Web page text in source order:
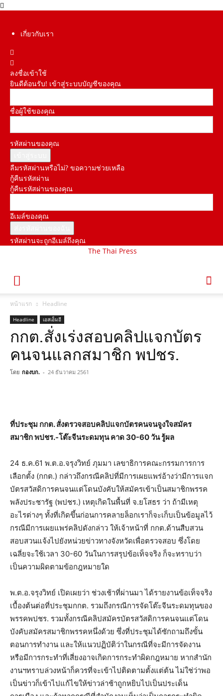
เกี่ยวกับเรา
ลงชื่อเข้าใช้
ยินดีต้อนรับ! เข้าสู่ระบบบัญชีของคุณ
ชื่อผู้ใช้ของคุณ
รหัสผ่านของคุณ
ลืมรหัสผ่านหรือไม่? ขอความช่วยเหลือ
กู้คืนรหัสผ่าน
กู้คืนรหัสผ่านของคุณ
อีเมล์ของคุณ
รหัสผ่านจะถูกอีเมล์ถึงคุณ
The Thai Press
หน้าแรก Headline
Headline เอสเอ็มอี
กกต.สั่งเร่งสอบคลิปแจกบัตร
คนจนแลกสมาชิก พปชร.
โดย กองบก. - 24 ธันวาคม 2561
ที่ประชุม กกต. สั่งตรวจสอบคลิปแจกบัตรคนจนจูงใจสมัคร
สมาชิก พปชร.-โต๊ะจีนระดมทุน คาด 30-60 วัน รู้ผล
24 ธ.ค.61 พ.ต.อ.จรุงวิทย์ ภุมมา เลขาธิการคณะกรรมการการ
เลือกตั้ง (กกต.) กล่าวถึงกรณีคลิปที่มีการเผยแพร่อ้างว่ามีการแจก
บัตรสวัสดิการคนจนแต่โดนบังคับให้สมัครเข้าเป็นสมาชิกพรรค
พลังประชารัฐ (พปชร.) เหตุเกิดในพื้นที่ จ.ยโสธร ว่า ถ้ามีเหตุ
อะไรต่างๆ ทั้งที่เกิดขึ้นก่อนการคลายล็อกเราก็จะเก็บเป็นข้อมูลไว้
กรณีมีการเผยแพร่คลิปดังกล่าว ให้เจ้าหน้าที่ กกต.ด้านสืบสวน
สอบสวนแจ้งไปยังหน่วยข่าวทางจังหวัดเพื่อตรวจสอบ ซึ่งโดย
เฉลี่ยจะใช้เวลา 30-60 วันในการสรุปข้อเท็จจริง ก็จะทราบว่า
เป็นความผิดตามข้อกฎหมายใด
พ.ต.อ.จรุงวิทย์ เปิดเผยว่า ช่วงเช้าที่ผ่านมา ได้รายงานข้อเท็จจริง
เบื้องต้นต่อที่ประชุมกกต. รวมถึงกรณีการจัดโต๊ะจีนระดมทุนของ
พรรคพปชร. รวมทั้งกรณีคลิปสมัครบัตรสวัสดิการคนจนแต่โดน
บังคับสมัครสมาชิกพรรคหนึ่งด้วย ซึ่งที่ประชุมได้ซักถามถึงขั้น
ตอนการทำงาน และให้แนวปฏิบัติว่าในกรณีที่จะมีการจัดงาน
หรือมีการกระทำที่เสี่ยงอาจเกิดการกระทำผิดกฎหมาย หากสำนัก
งานฯทราบล่วงหน้าก็ควรที่จะเข้าไปติดตามตั้งแต่ต้น ไม่ใช่ว่าพอ
เป็นข่าวก็เข้าไปแก้ไขให้ข่าวล่าช้าถูกหยิบไปเป็นประเด็น